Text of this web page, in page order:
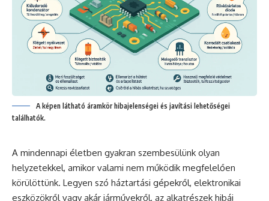
A képen látható áramkör hibajelenségei és javítási lehetőségei
találhatók.
A mindennapi életben gyakran szembesülünk olyan
helyzetekkel, amikor valami nem működik megfelelően
körülöttünk. Legyen szó háztartási gépekről, elektronikai
eszközökről vagy akár járművekről, az alkatrészek hibái